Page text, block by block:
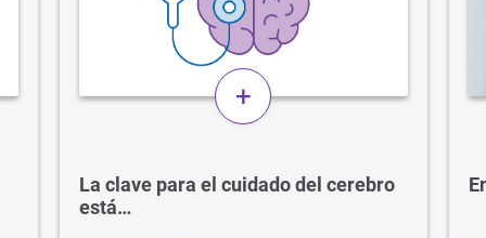
+
La clave para el cuidado del cerebro
está…